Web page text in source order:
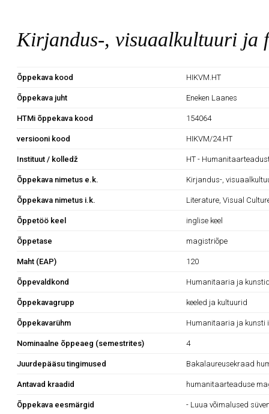
Kirjandus-, visuaalkultuuri ja
Õppekava kood HIKVM.HT
Õppekava juht Eneken Laanes
HTMi õppekava kood 154064
versiooni kood HIKVM/24.HT
Instituut / kolledž HT -
Õppekava nimetus e.k. Kirjandus-,
Õppekava nimetus i.k. Literature, Visual
Õppetöö keel inglise keel
Õppetase magistriõpe
Maht (EAP) 120
Õppevaldkond Humanitaaria ja
Õppekavagrupp keeled ja kultuurid
Õppekavarühm Humanitaaria ja kunsti
Nominaalne õppeaeg (semestrites) 4
Juurdepääsu tingimused Bakalaureusekraad
Antavad kraadid humanitaarteaduse
Õppekava eesmärgid - Luua võimalused